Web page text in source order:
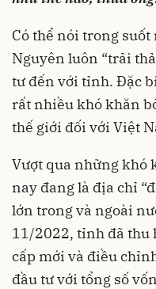
Có thể nói trong
Nguyên luôn “trải
tư đến với tỉnh. Đặc
rất nhiều khó khăn
thế giới đối với Việt
Vượt qua những khó
nay đang là địa chỉ
lớn trong và ngoài
11/2022, tỉnh đã thu
cấp mới và điều
đầu tư với tổng số